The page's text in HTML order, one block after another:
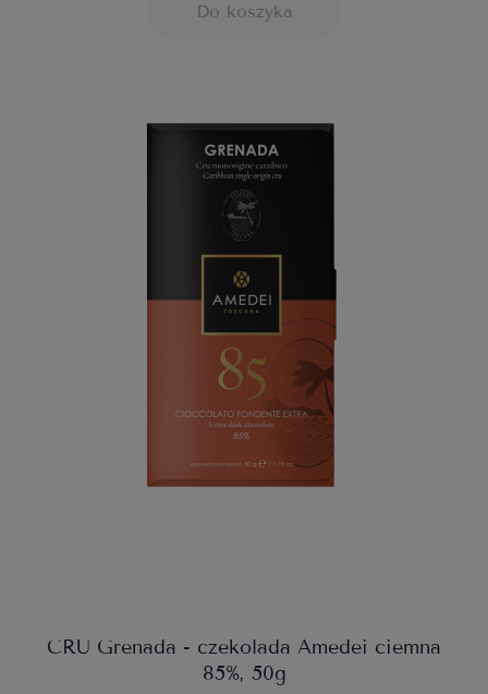
Do koszyka
CRU Grenada - czekolada Amedei ciemna
85%, 50g